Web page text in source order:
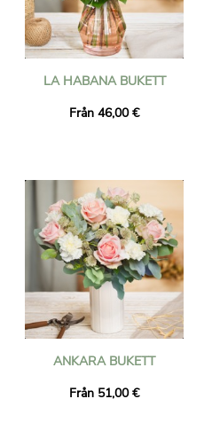
LA HABANA BUKETT
Från 46,00 €
ANKARA BUKETT
Från 51,00 €